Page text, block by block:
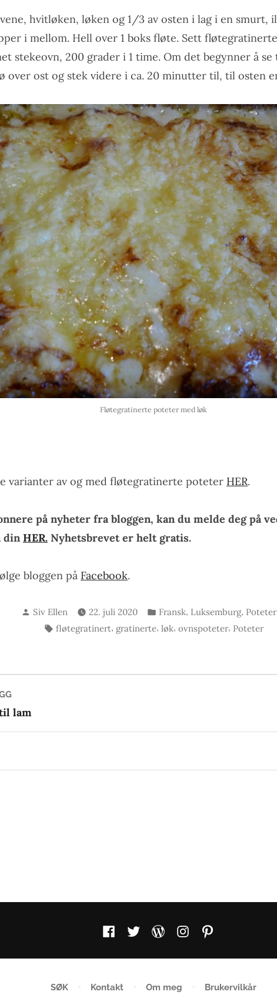
hvitløken, løken og 1/3 av osten i lag i en smurt,
i mellom. Hell over 1 boks fløte. Sett
stekeovn, 200 grader i 1 time. Om det begynner å
over ost og stek videre i ca. 20 minutter til, til osten
Fløtegratinerte poteter med løk
varianter av og med fløtegratinerte poteter HER.
på nyheter fra bloggen, kan du melde deg på
din HER. Nyhetsbrevet er helt gratis.
bloggen på Facebook.
Skrevet
Siv Ellen 22. juli 2020
Publisert
Fransk, Luksemburg, Poteter
Stikkord:
fløtegratinert, gratinerte, løk, ovnspoteter, Poteter
Forrige
innlegg:
lam
FacebookTwitterWordPressInstagramPinterest
SØK Kontakt Om meg
Brukervilkår